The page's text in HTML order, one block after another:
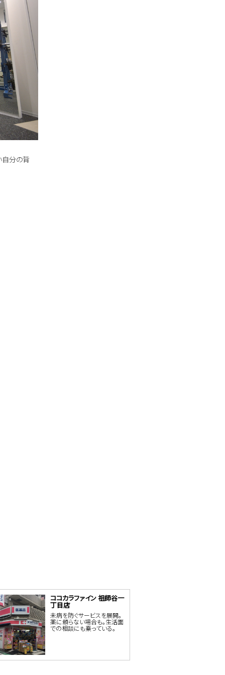
自分の背
ココカラファイン 祖師谷一
丁目店
未病を防ぐサービスを展開。
薬に頼らない場合も。生活面
での相談にも乗っている。